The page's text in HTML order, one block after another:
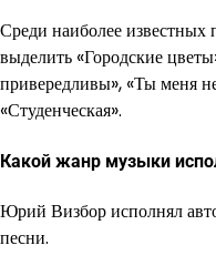
Среди наиболее
выделить «Городские
привередливы», «Ты меня
«Студенческая».
Какой жанр музыки
Юрий Визбор исполнял
песни.